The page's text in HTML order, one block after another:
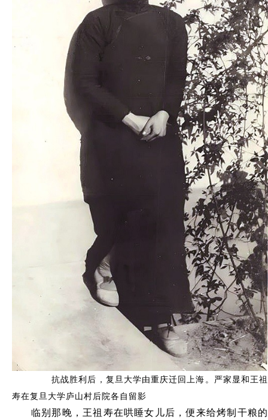
抗战胜利后，复旦大学由重庆迁回上海。严家显和王祖
寿在复旦大学庐山村后院各自留影
临别那晚，王祖寿在哄睡女儿后，便来给烤制干粮的